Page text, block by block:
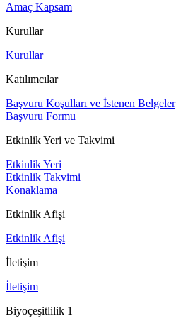
Amaç Kapsam
Kurullar
Kurullar
Katılımcılar
Başvuru Koşulları ve İstenen Belgeler
Başvuru Formu
Etkinlik Yeri ve Takvimi
Etkinlik Yeri
Etkinlik Takvimi
Konaklama
Etkinlik Afişi
Etkinlik Afişi
İletişim
İletişim
Biyoçeşitlilik 1